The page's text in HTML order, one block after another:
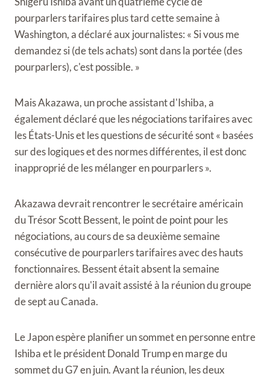
pourparlers tarifaires plus tard cette semaine à
Washington, a déclaré aux journalistes: « Si vous me
demandez si (de tels achats) sont dans la portée (des
pourparlers), c'est possible. »
Mais Akazawa, un proche assistant d'Ishiba, a
également déclaré que les négociations tarifaires avec
les États-Unis et les questions de sécurité sont « basées
sur des logiques et des normes différentes, il est donc
inapproprié de les mélanger en pourparlers ».
Akazawa devrait rencontrer le secrétaire américain
du Trésor Scott Bessent, le point de point pour les
négociations, au cours de sa deuxième semaine
consécutive de pourparlers tarifaires avec des hauts
fonctionnaires. Bessent était absent la semaine
dernière alors qu'il avait assisté à la réunion du groupe
de sept au Canada.
Le Japon espère planifier un sommet en personne entre
Ishiba et le président Donald Trump en marge du
sommet du G7 en juin. Avant la réunion, les deux